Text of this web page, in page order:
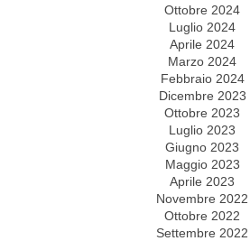
Ottobre 2024
Luglio 2024
Aprile 2024
Marzo 2024
Febbraio 2024
Dicembre 2023
Ottobre 2023
Luglio 2023
Giugno 2023
Maggio 2023
Aprile 2023
Novembre 2022
Ottobre 2022
Settembre 2022